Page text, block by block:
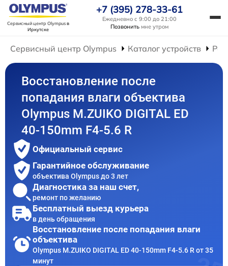
Сервисный центр Olympusв
Иркутске
+7 (395) 278-33-61
Ежедневно с 9:00 до 21:00
Позвонить мне утром
Сервисный центр Olympus Каталог устройств
Восстановление после
попадания влаги объектива
Olympus M.ZUIKO DIGITAL ED
40-150mm F4-5.6 R
Официальный сервис
Гарантийное обслуживание
объектива Olympus до 3 лет
Диагностика за наш счет,
ремонт по желанию
Бесплатный выезд курьера
в день обращения
Восстановление после попадания влаги
объектива
Olympus M.ZUIKO DIGITAL ED 40-150mm F4-5.6 R от 35
минут